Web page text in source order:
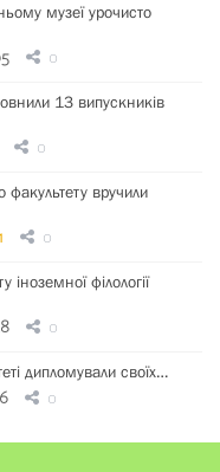
музеї урочисто
0
13 випускників
0
факультету вручили
0
іноземної філології
0
дипломували своїх…
0